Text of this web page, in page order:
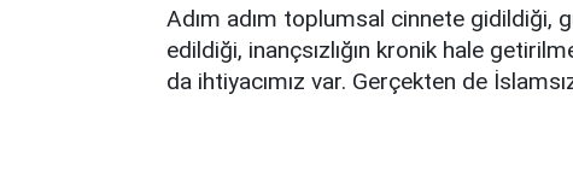
Adım adım toplumsal cinnete gidildiği,
edildiği, inançsızlığın kronik hale
da ihtiyacımız var. Gerçekten de